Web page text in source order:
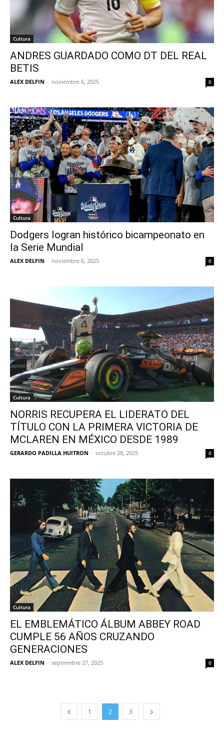
Cultura
ANDRES GUARDADO COMO DT DEL REAL
BETIS
ALEX DELFIN - noviembre 6, 2025 0
Cultura
Dodgers logran histórico bicampeonato en
la Serie Mundial
ALEX DELFIN - noviembre 6, 2025 0
Cultura
NORRIS RECUPERA EL LIDERATO DEL
TÍTULO CON LA PRIMERA VICTORIA DE
MCLAREN EN MÉXICO DESDE 1989
GERARDO PADILLA HUITRON - octubre 28, 2025 0
Cultura
EL EMBLEMÁTICO ÁLBUM ABBEY ROAD
CUMPLE 56 AÑOS CRUZANDO
GENERACIONES
ALEX DELFIN - septiembre 27, 2025 0
1 2 3